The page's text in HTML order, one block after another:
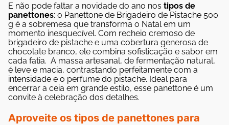
E não pode faltar a novidade do ano nos tipos de
panettones: o Panettone de Brigadeiro de Pistache 500
g é a sobremesa que transforma o Natal em um
momento inesquecível. Com recheio cremoso de
brigadeiro de pistache e uma cobertura generosa de
chocolate branco, ele combina sofisticação e sabor em
cada fatia. A massa artesanal, de fermentação natural,
é leve e macia, contrastando perfeitamente com a
intensidade e o perfume do pistache. Ideal para
encerrar a ceia em grande estilo, esse panettone é um
convite à celebração dos detalhes.
Aproveite os tipos de panettones para